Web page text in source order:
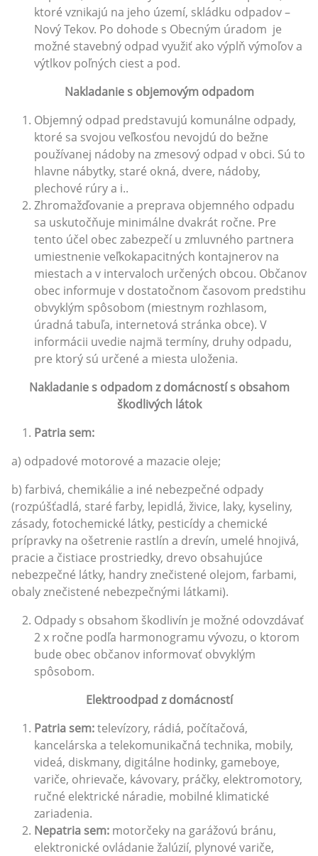
ktoré vznikajú na jeho území, skládku odpadov –
Nový Tekov. Po dohode s Obecným úradom je
možné stavebný odpad využiť ako výplň výmoľov a
výtlkov poľných ciest a pod.
Nakladanie s objemovým odpadom
Objemný odpad predstavujú komunálne odpady,
ktoré sa svojou veľkosťou nevojdú do bežne
používanej nádoby na zmesový odpad v obci. Sú to
hlavne nábytky, staré okná, dvere, nádoby,
plechové rúry a i..
Zhromažďovanie a preprava objemného odpadu
sa uskutočňuje minimálne dvakrát ročne. Pre
tento účel obec zabezpečí u zmluvného partnera
umiestnenie veľkokapacitných kontajnerov na
miestach a v intervaloch určených obcou. Občanov
obec informuje v dostatočnom časovom predstihu
obvyklým spôsobom (miestnym rozhlasom,
úradná tabuľa, internetová stránka obce). V
informácii uvedie najmä termíny, druhy odpadu,
pre ktorý sú určené a miesta uloženia.
Nakladanie s odpadom z domácností s obsahom
škodlivých látok
Patria sem:
a) odpadové motorové a mazacie oleje;
b) farbivá, chemikálie a iné nebezpečné odpady
(rozpúšťadlá, staré farby, lepidlá, živice, laky, kyseliny,
zásady, fotochemické látky, pesticídy a chemické
prípravky na ošetrenie rastlín a drevín, umelé hnojivá,
pracie a čistiace prostriedky, drevo obsahujúce
nebezpečné látky, handry znečistené olejom, farbami,
obaly znečistené nebezpečnými látkami).
Odpady s obsahom škodlivín je možné odovzdávať
2 x ročne podľa harmonogramu vývozu, o ktorom
bude obec občanov informovať obvyklým
spôsobom.
Elektroodpad z domácností
Patria sem:televízory, rádiá, počítačová,
kancelárska a telekomunikačná technika, mobily,
videá, diskmany, digitálne hodinky, gameboye,
variče, ohrievače, kávovary, práčky, elektromotory,
ručné elektrické náradie, mobilné klimatické
zariadenia.
Nepatria sem: motorčeky na garážovú bránu,
elektronické ovládanie žalúzií, plynové variče,